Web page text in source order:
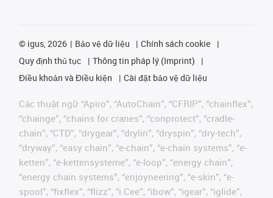
© igus, 2026 Bảo vệ dữ liệu
Chính sách cookie
Quy định thủ tục
Thông tin pháp lý (Imprint)
Điều khoản và Điều kiện
Cài đặt bảo vệ dữ liệu
Các thuật ngữ “Apiro”, “AutoChain”, “CFRIP”, “chainflex”,
“chainge”, “chains for cranes”, “conprotect”, “cradle-
chain”, “CTD”, “drygear”, “drylin”, “dryspin”, “dry-tech”,
“dryway”, “easy chain”, “e-chain”, “e-chain systems”, “e-
ketten”, “e-kettensysteme”, “e-loop”, “energy chain”,
“energy chain systems”, “enjoyneering”, “e-skin”, “e-
spool”, “fixflex”, “flizz”, “i.Cee”, “ibow”, “igear”, “iglide”,